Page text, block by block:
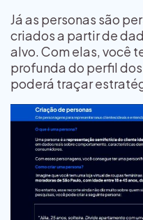
Já as personas são
criados a partir de
alvo. Com elas, você
profunda do perfil
poderá traçar